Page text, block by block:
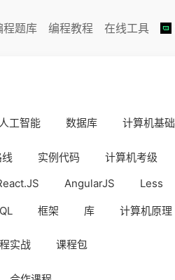
程题库 编程教程 在线工具
工智能 数据库 计算机基础
线 实例代码 计算机考级
AngularJS Less
框架 库 计算机原理
iOS
实战 课程包